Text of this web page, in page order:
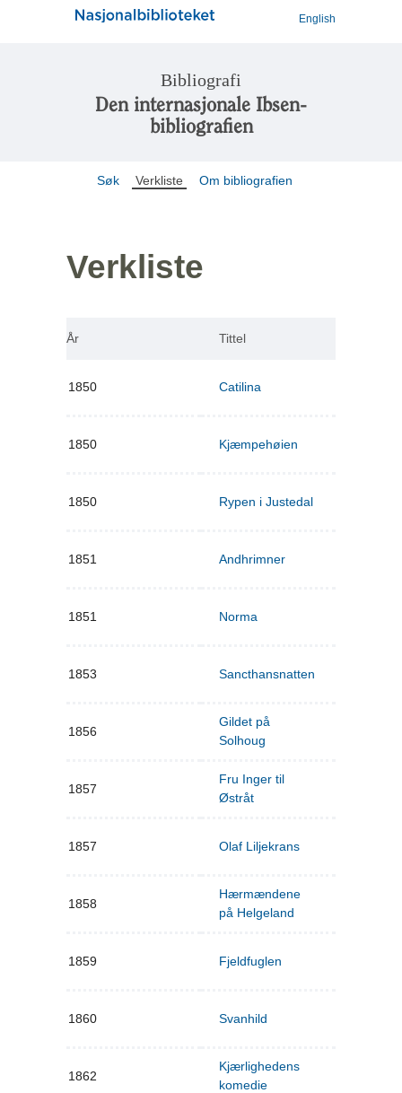
English
Bibliografi
Den internasjonale Ibsen-
bibliografien
Søk Verkliste Om bibliografien
Verkliste
År Tittel
1850 Catilina
1850 Kjæmpehøien
1850 Rypen i Justedal
1851 Andhrimner
1851 Norma
1853 Sancthansnatten
1856
Gildet på
Solhoug
1857
Fru Inger til
Østråt
1857 Olaf Liljekrans
1858
Hærmændene
på Helgeland
1859 Fjeldfuglen
1860 Svanhild
1862
Kjærlighedens
komedie